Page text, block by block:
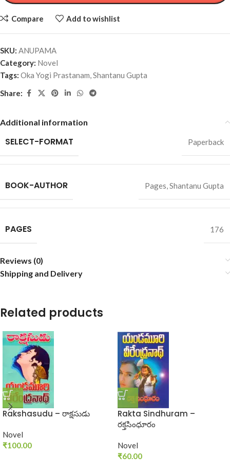
Compare Add to wishlist
SKU: ANUPAMA
Category: Novel
Tags: Oka Yogi Prastanam,Shantanu Gupta
Share:
Additional information
SELECT-FORMAT Paperback
BOOK-AUTHOR Pages,Shantanu Gupta
PAGES 176
Reviews (0)
Shipping and Delivery
Related products
Rakshasudu – రాక్షసుడు
Novel
₹100.00
Rakta Sindhuram –
రక్తసింధూరం
Novel
₹60.00